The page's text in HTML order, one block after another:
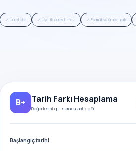
✓ Ücretsiz ✓ Üyelik gerektirmez ✓ Formül ve örnek açık
B+ Tarih Farkı Hesaplama
Değerlerini gir, sonucu anlık gör
Başlangıç tarihi